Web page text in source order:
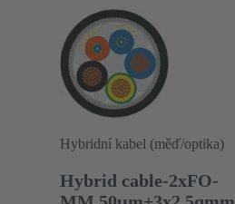
Hybridní kabel (měď/optika)
Hybrid cable-2xFO-